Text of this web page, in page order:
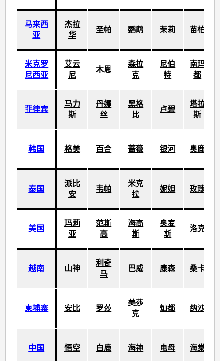
马来西
亚
杰拉
华
圣帕 鹦鹉 茉莉 苗柏
米克罗
尼西亚
艾云
尼
木恩
森拉
克
尼伯
特
南玛
都
菲律宾
马力
斯
丹娜
丝
黑格
比
卢碧
塔拉
斯
韩国 格美 百合 蔷薇 银河 奥鹿
泰国
派比
安
韦帕
米克
拉
妮妲 玫瑰
美国
玛莉
亚
范斯
高
海高
斯
奥麦
斯
洛克
越南 山神
利奇
马
巴威 康森 桑卡
柬埔寨 安比 罗莎
美莎
克
灿都 纳沙
中国 悟空 白鹿 海神 电母 海棠